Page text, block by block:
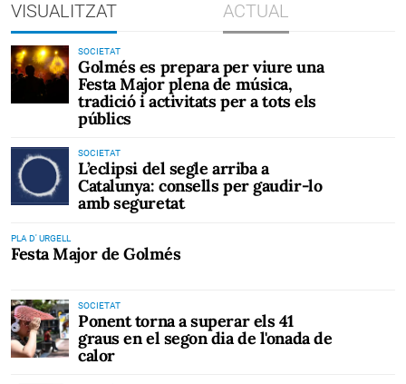
VISUALITZAT ACTUAL
SOCIETAT
Golmés es prepara per viure una
Festa Major plena de música,
tradició i activitats per a tots els
públics
SOCIETAT
L’eclipsi del segle arriba a
Catalunya: consells per gaudir-lo
amb seguretat
PLA D' URGELL
Festa Major de Golmés
SOCIETAT
Ponent torna a superar els 41
graus en el segon dia de l'onada de
calor